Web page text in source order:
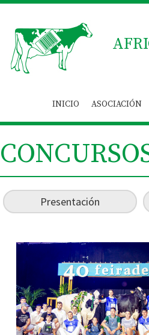
INICIO ASOCIACIÓN
Presentación